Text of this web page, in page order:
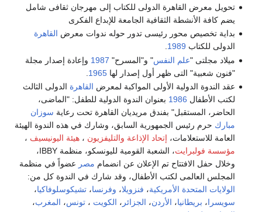
تحويل معرض القاهرة الدولى للكتاب إلى مهرجان ثقافى شامل
يضم كافة الأنشطة الثقافية الجامعة للإبداع الفكرى
بداية تخصيص محور رئيسى تدور حوله ندوات معرض القاهرة
الدولى للكتاب 1989
ميلاد مجلتى "علم النفس" و"المسرح" 1987 وإعادة إصدار مجلة
"فنون شعبية" التى ظهر أول إصدار لها1965
عقد الندوة الدولية الأولى المواكبة لمعرض القاهرة الدولى الثالث
لكتب الأطفال 1986 بعنوان الندوة الدولية للطفل: "الماضى،
الحاضر، المستقبل" بفندق مريديان القاهرة تحت رعاية سوزان
مبارك حرم رئيس الجمهورية السابق، وشارك في هذه الندوة الهيئة
العامة للاستعلامات، إتحاد الإذاعة والتليفزيون ،هيئة اليونيسيف ،
مؤسسة فولبرايت
، الشعبة القومية لليونسكو، منظمة IBBY،
وخلال حفل الافتتاح تم الإعلان عن انضمام مصر عضواً في منظمة
المجلس العالمى لكتب الأطفال، وقد شارك في الندوة كل من:
الولايات المتحدة الأمريكية، فنزويلا، وفرنسا،تشيكوسلوفاكيا،
سويسرا، بريطانيا، الأردن، الجزائر ، الكويت ،تونس، المغرب،